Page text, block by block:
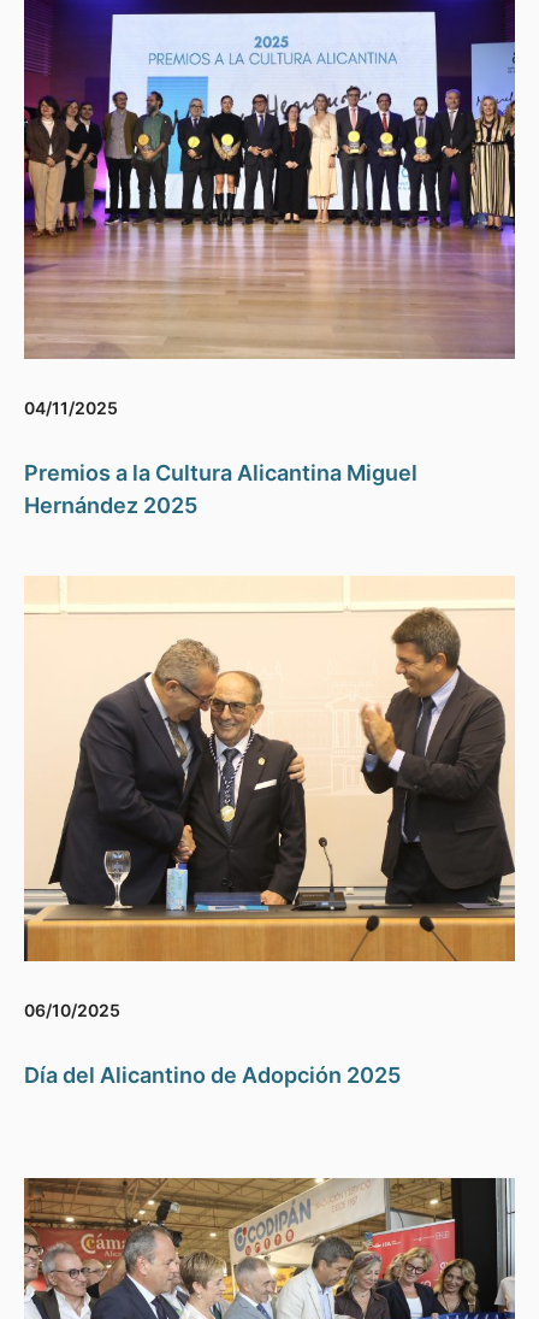
04/11/2025
Premios a la Cultura Alicantina Miguel
Hernández 2025
06/10/2025
Día del Alicantino de Adopción 2025